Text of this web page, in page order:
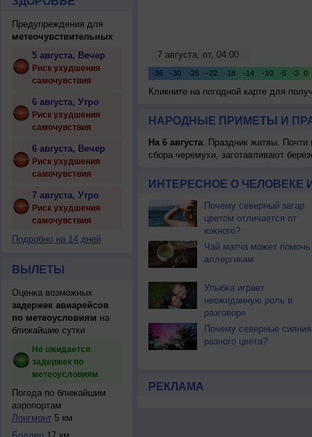
Предупреждения для
метеочувствительных
5 августа, Вечер
Риск ухудшения
самочувствия
6 августа, Утро
Риск ухудшения
самочувствия
6 августа, Вечер
Риск ухудшения
самочувствия
7 августа, Утро
Риск ухудшения
самочувствия
Подробно на 14 дней
ВЫЛЕТЫ
Оценка возможных
задержек авиарейсов
по метеоусловиям на
ближайшие сутки
Не ожидается
задержек по
метеоусловиям
Погода по ближайшим
аэропортам
Лонгмонт5 км
Кликните на погодной карте для
НАРОДНЫЕ ПРИМЕТЫ И
На 6 августа: Праздник жатвы. Почти
сбора черемухи, заготавливают
ИНТЕРЕСНОЕ О ЧЕЛОВЕКЕ
Почему северный загар
цветом отличается от
южного?
Чай матча может помочь
аллергикам
Улыбка играет
неожиданную роль в
разговоре
Почему северные сияния
разного цвета?
РЕКЛАМА